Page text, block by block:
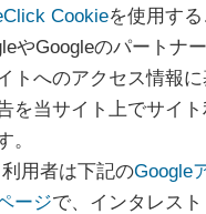
Cookieを使用する
やGoogleのパートナ
トへのアクセス情報に
を当サイト上でサイ
。
用者は下記のGoogle
ージで、インタレス